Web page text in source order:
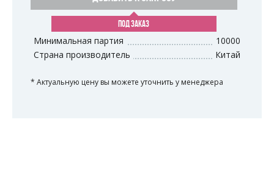
ПОД ЗАКАЗ
Минимальная партия
10000
Страна производитель
Китай
* Актуальную цену вы можете уточнить у менеджера